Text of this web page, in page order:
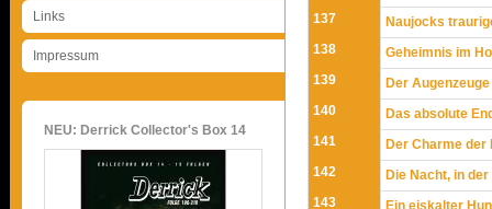
Links
Impressum
NEU: Derrick Collector's Box 14
137
Naujocks
138
Geheimnis im
139
Der Augenzeuge
140
Das absolute
141
Der Charme der
142
Die Nacht, in
143
Ein eiskalter